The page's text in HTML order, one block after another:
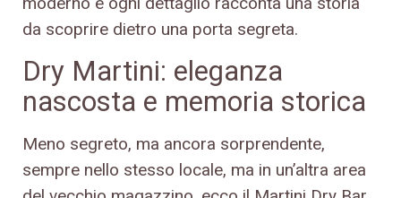
da scoprire dietro una porta segreta.
Dry Martini: eleganza
nascosta e memoria storica
Meno segreto, ma ancora sorprendente,
sempre nello stesso locale, ma in un’altra area